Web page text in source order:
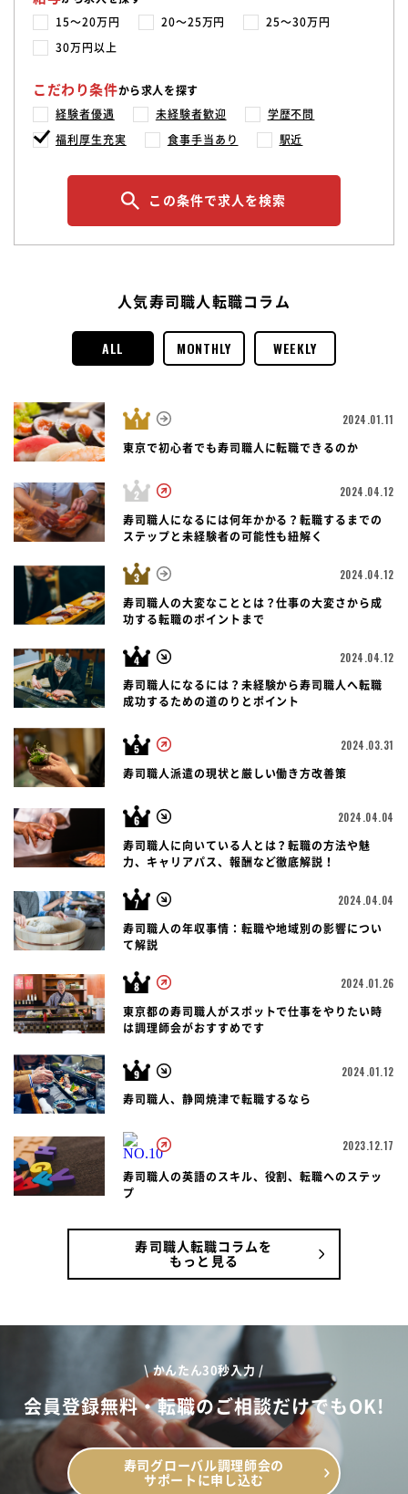
15〜20万円 20〜25万円 25〜30万円
30万円以上
こだわり条件から求人を探す
経験者優遇 未経験者歓迎 学歴不問
福利厚生充実 食事手当あり 駅近
この条件で求人を検索
人気寿司職人転職コラム
ALL MONTHLY WEEKLY
2024.01.11
東京で初心者でも寿司職人に転職できるのか
2024.04.12
寿司職人になるには何年かかる？転職するまでの
ステップと未経験者の可能性も紐解く
2024.04.12
寿司職人の大変なこととは？仕事の大変さから成
功する転職のポイントまで
2024.04.12
寿司職人になるには？未経験から寿司職人へ転職
成功するための道のりとポイント
2024.03.31
寿司職人派遣の現状と厳しい働き方改善策
2024.04.04
寿司職人に向いている人とは？転職の方法や魅
力、キャリアパス、報酬など徹底解説！
2024.04.04
寿司職人の年収事情：転職や地域別の影響につい
て解説
2024.01.26
東京都の寿司職人がスポットで仕事をやりたい時
は調理師会がおすすめです
2024.01.12
寿司職人、静岡焼津で転職するなら
2023.12.17
寿司職人の英語のスキル、役割、転職へのステッ
プ
寿司職人転職コラムを
もっと見る
\ かんたん30秒入力 /
会員登録無料・転職のご相談だけでもOK!
寿司グローバル調理師会の
サポートに申し込む